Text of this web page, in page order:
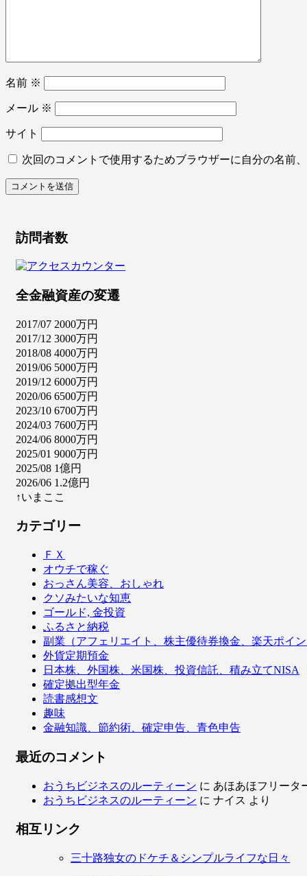
名前 ※
メール ※
サイト
次回のコメントで使用するためブラウザーに自分の名前
訪問者数
全金融資産の変遷
2017/07 2000万円
2017/12 3000万円
2018/08 4000万円
2019/06 5000万円
2019/12 6000万円
2020/06 6500万円
2023/10 6700万円
2024/03 7600万円
2024/06 8000万円
2025/01 9000万円
2025/08 1億円
2026/06 1.2億円
↑いまここ
カテゴリー
ＦＸ
オウチで稼ぐ
おっさん美容、おしゃれ
クソみたいな知恵
ゴールド, 金投資
ふるさと納税
副業（アフェリエイト、株主優待券換金、楽天ポイ
外貨定期預金
日本株、外国株、米国株、投資信託、積み立てNISA
確定拠出型年金
読書感想文
趣味
金融知識、節約術、確定申告、青色申告
最近のコメント
おうちビジネスのルーティーン に あほあほフリータ
おうちビジネスのルーティーン に ナイス より
相互リンク
三十路独女のドケチ＆シンプルライフな日々